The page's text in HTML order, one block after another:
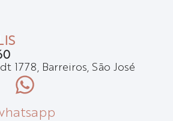
1778, Barreiros, São José